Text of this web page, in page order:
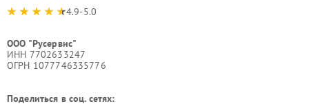
4.9-5.0
ООО "Русервис"
ИНН 7702633247
ОГРН 1077746335776
Поделиться в соц. сетях: